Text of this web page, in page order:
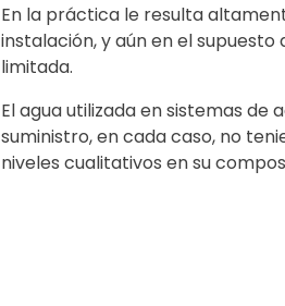
En la práctica le resulta
instalación, y aún en el
limitada.
El agua utilizada en sistemas
suministro, en cada caso, no
niveles cualitativos en su